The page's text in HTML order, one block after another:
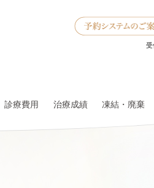
診療費用 治療成績 凍結・廃棄
受